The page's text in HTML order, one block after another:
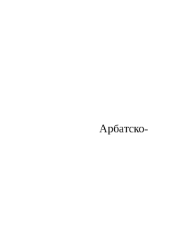
Арбатско-